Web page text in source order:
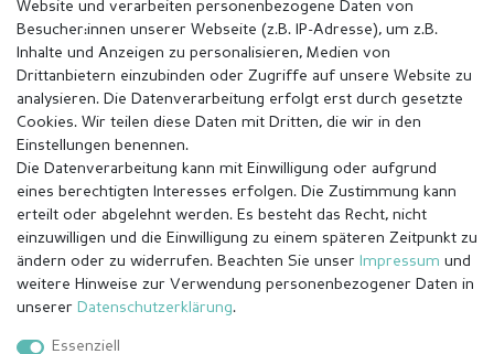
Impressum Daten­schutz­erklärung
Website und verarbeiten personenbezogene Daten von
Besucher:innen unserer Webseite (z.B. IP-Adresse), um z.B.
Inhalte und Anzeigen zu personalisieren, Medien von
Drittanbietern einzubinden oder Zugriffe auf unsere Website zu
analysieren. Die Datenverarbeitung erfolgt erst durch gesetzte
Cookies. Wir teilen diese Daten mit Dritten, die wir in den
Einstellungen benennen.
Die Datenverarbeitung kann mit Einwilligung oder aufgrund
eines berechtigten Interesses erfolgen. Die Zustimmung kann
erteilt oder abgelehnt werden. Es besteht das Recht, nicht
einzuwilligen und die Einwilligung zu einem späteren Zeitpunkt zu
ändern oder zu widerrufen. Beachten Sie unser Impressum und
weitere Hinweise zur Verwendung personenbezogener Daten in
unserer Daten­schutz­erklärung.
Essenziell